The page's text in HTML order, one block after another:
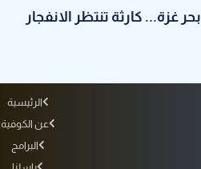
بحر غزة... كارثة تنتظر الانفجار
الرئيسية
عن الكوفية
البرامج